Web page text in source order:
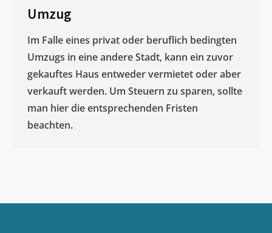
Umzug
Im Falle eines privat oder beruflich bedingten
Umzugs in eine andere Stadt, kann ein zuvor
gekauftes Haus entweder vermietet oder aber
verkauft werden. Um Steuern zu sparen, sollte
man hier die entsprechenden Fristen
beachten.